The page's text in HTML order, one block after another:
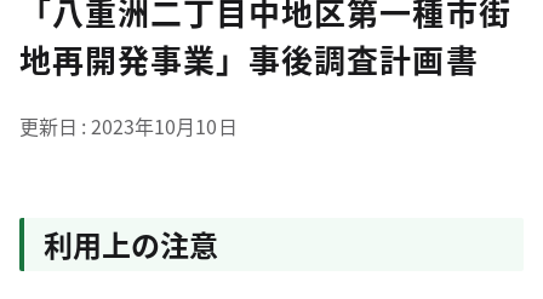
「八重洲二丁目中地区第一種市街
地再開発事業」事後調査計画書
更新日 2023年10月10日
利用上の注意